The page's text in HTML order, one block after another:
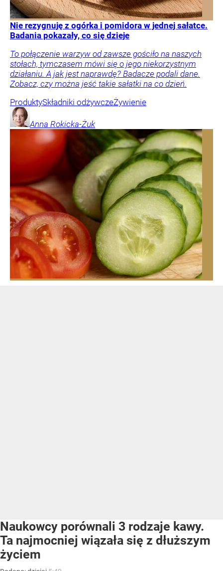
Nie rezygnuję z ogórka i pomidora w jednej sałatce.
Badania pokazały, co się dzieje
To połączenie warzyw od zawsze gościło na naszych
stołach, tymczasem mówi się o jego niekorzystnym
działaniu. A jak jest naprawdę? Badacze podali dane.
Zobacz, czy można jeść takie sałatki na co dzień.
ProduktySkładniki odżywczeŻywienie
Anna Rokicka-Żuk
Naukowcy porównali 3 rodzaje kawy.
Ta najmocniej wiązała się z dłuższym
życiem